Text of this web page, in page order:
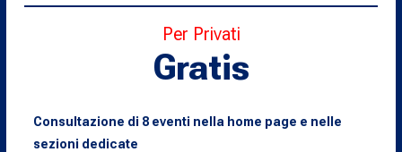
Per Privati
Gratis
Consultazione di 8 eventi nella home page e nelle
sezioni dedicate